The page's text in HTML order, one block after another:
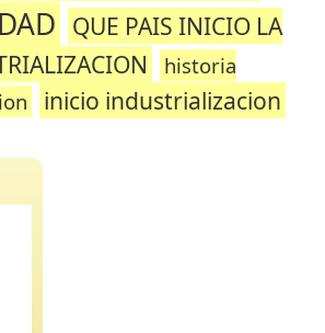
QUE PAIS INICIO LA
historia
inicio industrializacion